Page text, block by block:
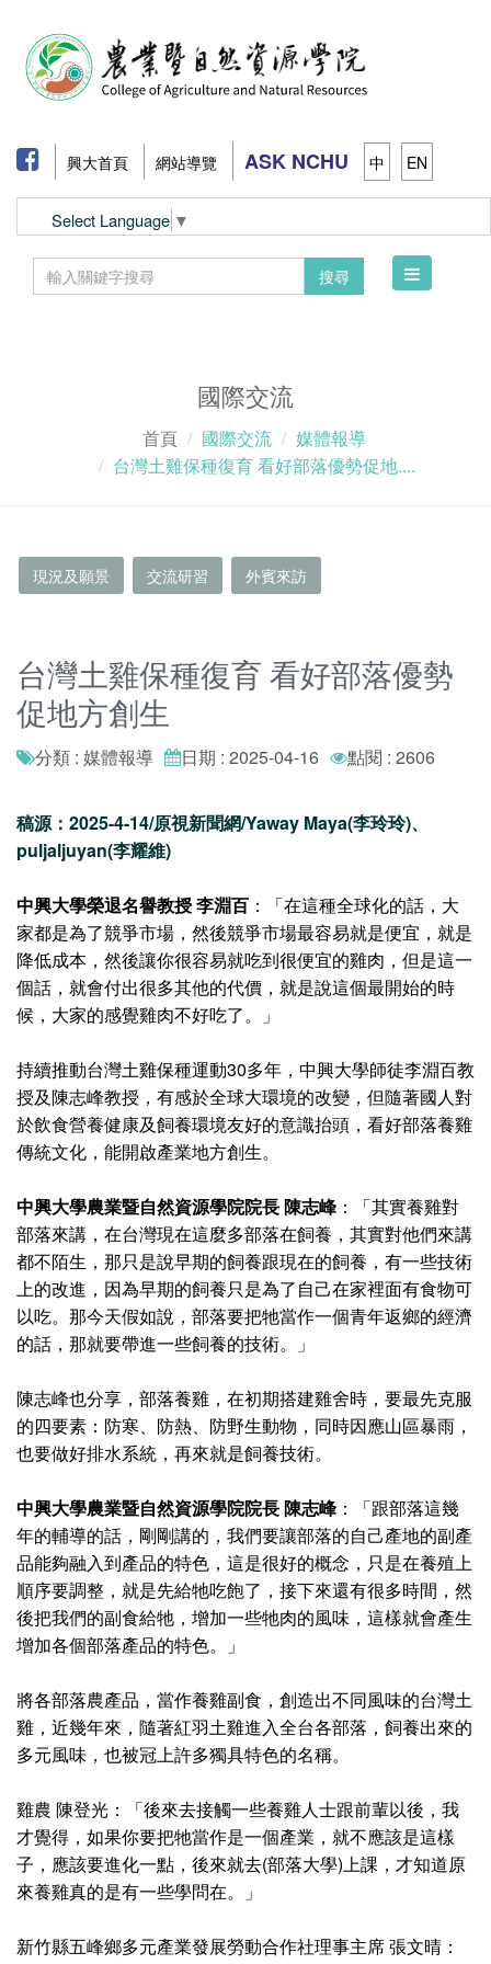
興大首頁 網站導覽 ASK NCHU 中 EN
Select Language ▼
搜尋
Toggle
國際交流
首頁 國際交流
媒體報導
台灣土雞保種復育 看好部落優勢促地....
現況及願景 交流研習 外賓來訪
台灣土雞保種復育 看好部落優勢
促地方創生
分類 : 媒體報導 日期 : 2025-04-16 點閱 : 2606
稿源：2025-4-14/原視新聞網/Yaway Maya(李玲玲)、
puljaljuyan(李耀維)
中興大學榮退名譽教授 李淵百 ：「在這種全球化的話，大
家都是為了競爭市場，然後競爭市場最容易就是便宜，就是
降低成本，然後讓你很容易就吃到很便宜的雞肉，但是這一
個話，就會付出很多其他的代價，就是說這個最開始的時
候，大家的感覺雞肉不好吃了。」
持續推動台灣土雞保種運動30多年，中興大學師徒李淵百教
授及陳志峰教授，有感於全球大環境的改變，但隨著國人對
於飲食營養健康及飼養環境友好的意識抬頭，看好部落養雞
傳統文化，能開啟產業地方創生。
中興大學農業暨自然資源學院院長 陳志峰：「其實養雞對
部落來講，在台灣現在這麼多部落在飼養，其實對他們來講
都不陌生，那只是說早期的飼養跟現在的飼養，有一些技術
上的改進，因為早期的飼養只是為了自己在家裡面有食物可
以吃。那今天假如說，部落要把牠當作一個青年返鄉的經濟
的話，那就要帶進一些飼養的技術。」
陳志峰也分享，部落養雞，在初期搭建雞舍時，要最先克服
的四要素：防寒、防熱、防野生動物，同時因應山區暴雨，
也要做好排水系統，再來就是飼養技術。
中興大學農業暨自然資源學院院長 陳志峰：「跟部落這幾
年的輔導的話，剛剛講的，我們要讓部落的自己產地的副產
品能夠融入到產品的特色，這是很好的概念，只是在養殖上
順序要調整，就是先給牠吃飽了，接下來還有很多時間，然
後把我們的副食給牠，增加一些牠肉的風味，這樣就會產生
增加各個部落產品的特色。」
將各部落農產品，當作養雞副食，創造出不同風味的台灣土
雞，近幾年來，隨著紅羽土雞進入全台各部落，飼養出來的
多元風味，也被冠上許多獨具特色的名稱。
雞農 陳登光：「後來去接觸一些養雞人士跟前輩以後，我
才覺得，如果你要把牠當作是一個產業，就不應該是這樣
子，應該要進化一點，後來就去(部落大學)上課，才知道原
來養雞真的是有一些學問在。」
新竹縣五峰鄉多元產業發展勞動合作社理事主席 張文晴：